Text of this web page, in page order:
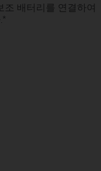
조 배터리를 연결하여
*